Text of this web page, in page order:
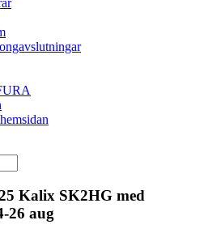
Kalix SK2HG med
26 aug